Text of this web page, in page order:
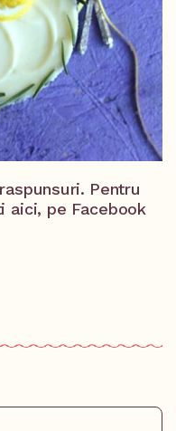
Pentru
aici, pe Facebook